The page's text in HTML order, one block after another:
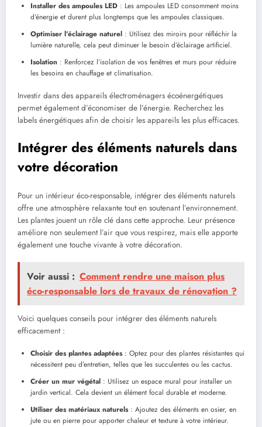
Installer des ampoules LED : Les ampoules LED consomment moins
d’énergie et durent plus longtemps que les ampoules classiques.
Optimiser l’éclairage naturel : Utilisez des miroirs pour réfléchir la
lumière naturelle, cela peut diminuer le besoin d’éclairage artificiel.
Isolation : Renforcez l’isolation de vos fenêtres et murs pour réduire
les besoins en chauffage et climatisation.
Investir dans des appareils électroménagers écoénergétiques
permet également d’économiser de l’énergie. Recherchez les
labels énergétiques afin de choisir les appareils les plus efficaces.
Intégrer des éléments naturels dans
votre décoration
Pour un intérieur éco-responsable, intégrer des éléments naturels
offre une atmosphère relaxante tout en soutenant l’environnement.
Les plantes jouent un rôle clé dans cette approche. Leur présence
améliore non seulement l’air que vous respirez, mais elle apporte
également une touche vivante à votre décoration.
Voir aussi : Comment rendre une maison plus
éco-responsable lors de travaux de rénovation ?
Voici quelques conseils pour intégrer des éléments naturels
efficacement :
Choisir des plantes adaptées: Optez pour des plantes résistantes qui
nécessitent peu d’entretien, telles que les succulentes ou les cactus.
Créer un mur végétal : Utilisez un espace mural pour installer un
jardin vertical. Cela devient un élément focal durable et moderne.
Utiliser des matériaux naturels: Ajoutez des éléments en osier, en
jute ou en pierre pour apporter chaleur et texture à votre intérieur.